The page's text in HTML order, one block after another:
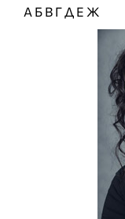
А Б В ГД Е Ж